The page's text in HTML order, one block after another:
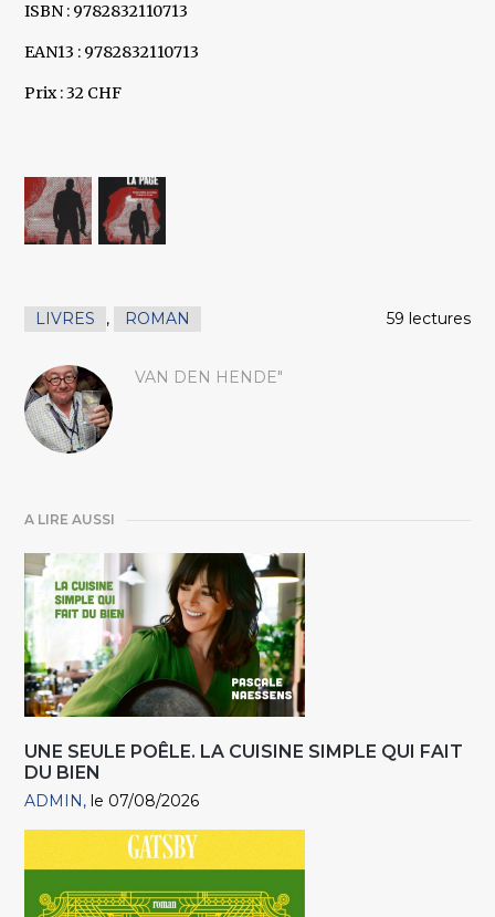
ISBN : 9782832110713
EAN13 : 9782832110713
Prix : 32 CHF
LIVRES , ROMAN 59 lectures
VAN DEN HENDE"
A LIRE AUSSI
UNE SEULE POÊLE. LA CUISINE SIMPLE QUI FAIT
DU BIEN
ADMIN le 07/08/2026